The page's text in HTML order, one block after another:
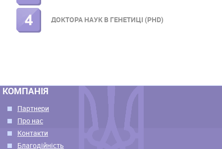
ДОКТОРА НАУК В ГЕНЕТИЦІ (PHD)
КОМПАНІЯ
Партнери
Про нас
Контакти
Благодійність